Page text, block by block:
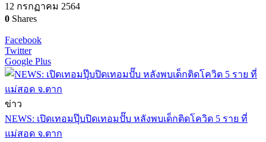
12 กรกฏาคม 2564
0 Shares
Facebook
Twitter
Google Plus
ข่าว
NEWS: เปิดเทอมปุ๊บปิดเทอมปั๊บ หลังพบเด็กติดโควิด 5 ราย ที่
แม่สอด จ.ตาก